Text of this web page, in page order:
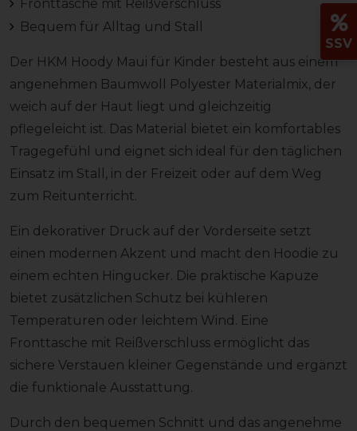
Fronttasche mit Reißverschluss
Bequem für Alltag und Stall
Der HKM Hoody Maui für Kinder besteht aus einem
angenehmen Baumwoll Polyester Materialmix, der
weich auf der Haut liegt und gleichzeitig
pflegeleicht ist. Das Material bietet ein komfortables
Tragegefühl und eignet sich ideal für den täglichen
Einsatz im Stall, in der Freizeit oder auf dem Weg
zum Reitunterricht.
Ein dekorativer Druck auf der Vorderseite setzt
einen modernen Akzent und macht den Hoodie zu
einem echten Hingucker. Die praktische Kapuze
bietet zusätzlichen Schutz bei kühleren
Temperaturen oder leichtem Wind. Eine
Fronttasche mit Reißverschluss ermöglicht das
sichere Verstauen kleiner Gegenstände und ergänzt
die funktionale Ausstattung.
Durch den bequemen Schnitt und das angenehme
SSV